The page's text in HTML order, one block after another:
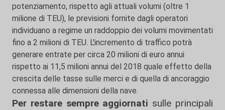
potenziamento, rispetto agli attuali volumi (oltre 1
milione di TEU), le previsioni fornite dagli operatori
individuano a regime un raddoppio dei volumi movimentati
fino a 2 milioni di TEU. L'incremento di traffico potrà
generare entrate per circa 20 milioni di euro annui
rispetto ai 11,5 milioni annui del 2018 quale effetto della
crescita delle tasse sulle merci e di quella di ancoraggio
connessa alle dimensioni della nave.
Per restare sempre aggiornati sulle principali